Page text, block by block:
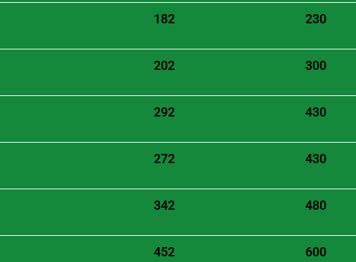
182 230
202 300
292 430
272 430
342 480
452 600